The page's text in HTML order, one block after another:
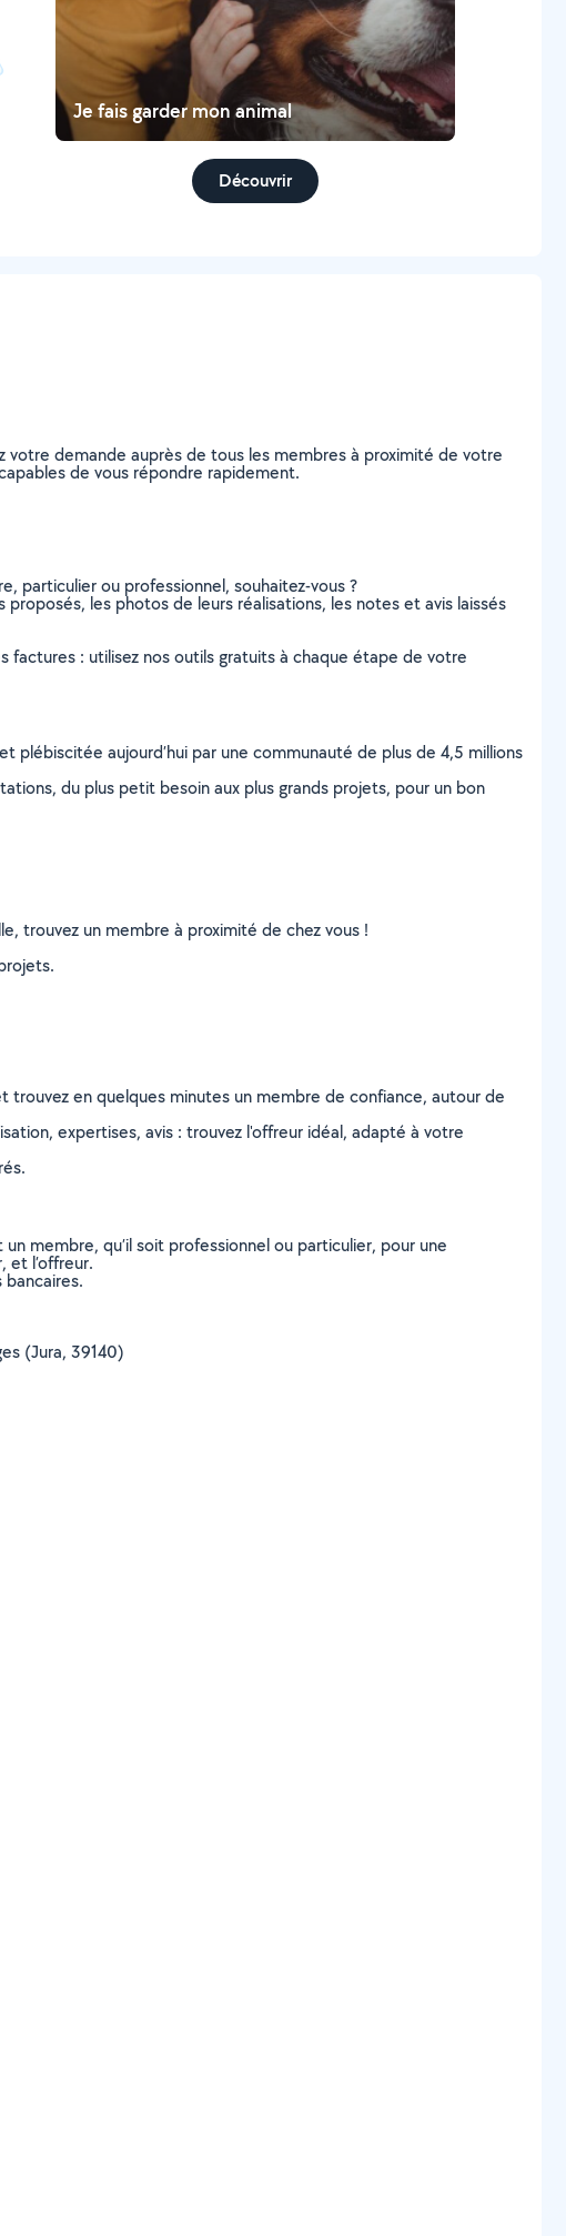
Je fais garder mon animal
Découvrir
votre demande auprès de tous les membres à proximité de votre
de vous répondre rapidement.
particulier ou professionnel, souhaitez-vous ?
les photos de leurs réalisations, les notes et avis laissés
factures : utilisez nos outils gratuits à chaque étape de votre
aujourd’hui par une communauté de plus de 4,5 millions
du plus petit besoin aux plus grands projets, pour un bon
trouvez un membre à proximité de chez vous !
en quelques minutes un membre de confiance, autour de
expertises, avis : trouvez l'offreur idéal, adapté à votre
membre, qu’il soit professionnel ou particulier, pour une
et l’offreur.
(Jura, 39140)